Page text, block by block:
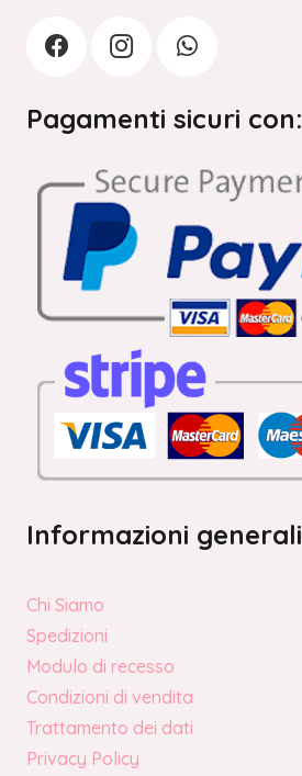
Pagamenti sicuri con:
Informazioni generali
Chi Siamo
Spedizioni
Modulo di recesso
Condizioni di vendita
Trattamento dei dati
Privacy Policy